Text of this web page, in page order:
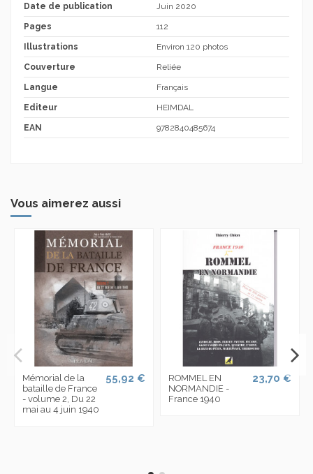
Date de publication Juin 2020
Pages 112
Illustrations Environ 120 photos
Couverture Reliée
Langue Français
Editeur HEIMDAL
EAN 9782840485674
Vous aimerez aussi
Mémorial de la
bataille de France
- volume 2, Du 22
mai au 4 juin 1940
55,92 €
ROMMEL EN
NORMANDIE -
France 1940
23,70 €